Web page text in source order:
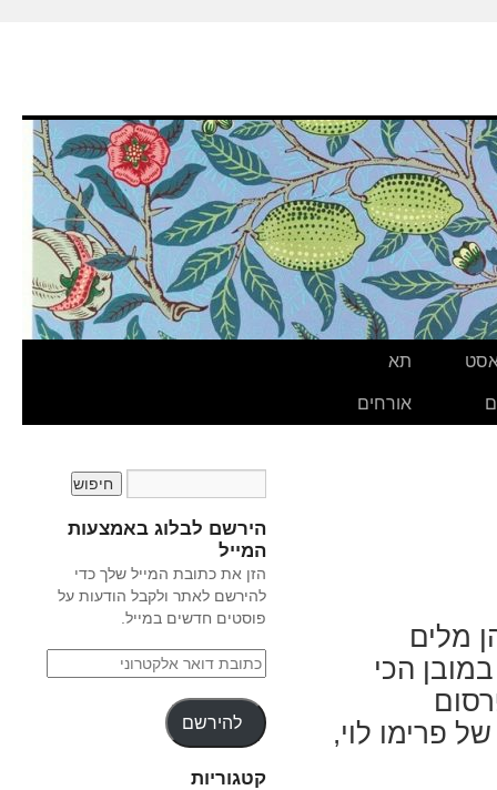
תא
אורחים
מלים
הכי
פרימו לוי,
הירשם לבלוג באמצעות
המייל
הזן את כתובת המייל שלך כדי
להירשם לאתר ולקבל הודעות על
פוסטים חדשים במייל.
להירשם
קטגוריות